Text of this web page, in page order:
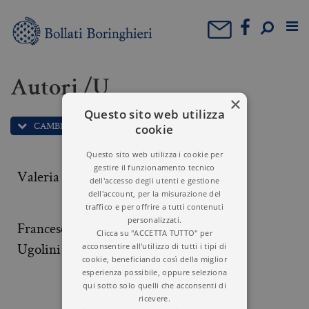
Autori /U
CAMBIA LETTERA: U
Valeria Ugazio Valeria Ugazio
Francesco Claudio
Ugolini
Paolo Urbani
×
Questo sito web utilizza
cookie
Questo sito web utilizza i cookie per
gestire il funzionamento tecnico
dell'accesso degli utenti e gestione
dell'account, per la misurazione del
traffico e per offrire a tutti contenuti
personalizzati.
Clicca su "ACCETTA TUTTO" per
acconsentire all'utilizzo di tutti i tipi di
cookie, beneficiando così della miglior
esperienza possibile, oppure seleziona
qui sotto solo quelli che acconsenti di
ricevere.